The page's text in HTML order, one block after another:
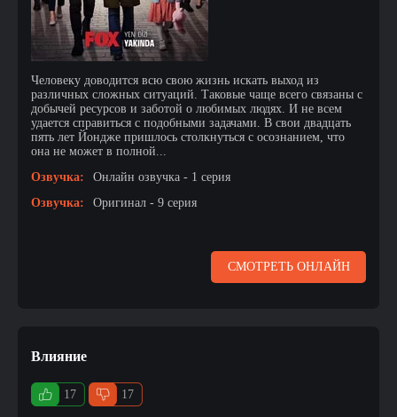
Человеку доводится всю свою жизнь искать выход из
различных сложных ситуаций. Таковые чаще всего связаны с
добычей ресурсов и заботой о любимых людях. И не всем
удается справиться с подобными задачами. В свои двадцать
пять лет Йондже пришлось столкнуться с осознанием, что
она не может в полной...
Озвучка:
Онлайн озвучка - 1 серия
Озвучка:
Оригинал - 9 серия
СМОТРЕТЬ ОНЛАЙН
Влияние
17 17